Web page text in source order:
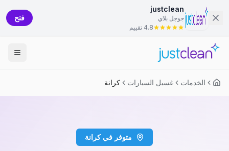
justclean
جوجل بلاي
4.8 تقييم
فتح
الخدمات غسيل السيارات كرانة
متوفر في كرانة